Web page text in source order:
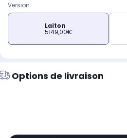
Version
Laiton
5149,00€
Options de livraison